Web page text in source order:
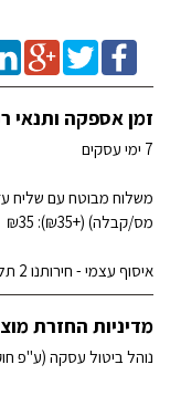
זמן אספקה ותנאי
7 ימי עסקים
מס/קבלה) (+₪35): ₪35
איסוף עצמי - חירותנו 2 תל אביב (לאחר הפקת חשבונית מס/קבלה)
מדיניות החזרת
נוהל ביטול עסקה (ע"פ